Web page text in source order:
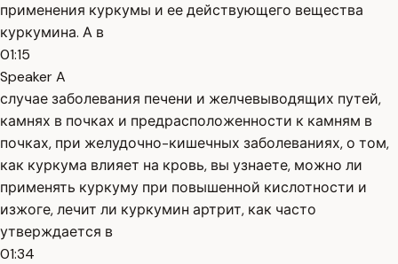
применения куркумы и ее действующего вещества
куркумина. А в
01:15
Speaker A
случае заболевания печени и желчевыводящих путей,
камнях в почках и предрасположенности к камням в
почках, при желудочно-кишечных заболеваниях, о том,
как куркума влияет на кровь, вы узнаете, можно ли
применять куркуму при повышенной кислотности и
изжоге, лечит ли куркумин артрит, как часто
утверждается в
01:34